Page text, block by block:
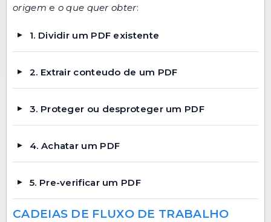
origem e o que quer obter:
1. Dividir um PDF existente
2. Extrair conteudo de um PDF
3. Proteger ou desproteger um PDF
4. Achatar um PDF
5. Pre-verificar um PDF
CADEIAS DE FLUXO DE TRABALHO